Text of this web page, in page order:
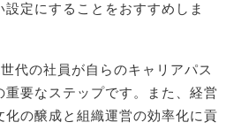
設定にすることをおすすめしま
代の社員が自らのキャリアパス
重要なステップです。また、経営
化の醸成と組織運営の効率化に貢